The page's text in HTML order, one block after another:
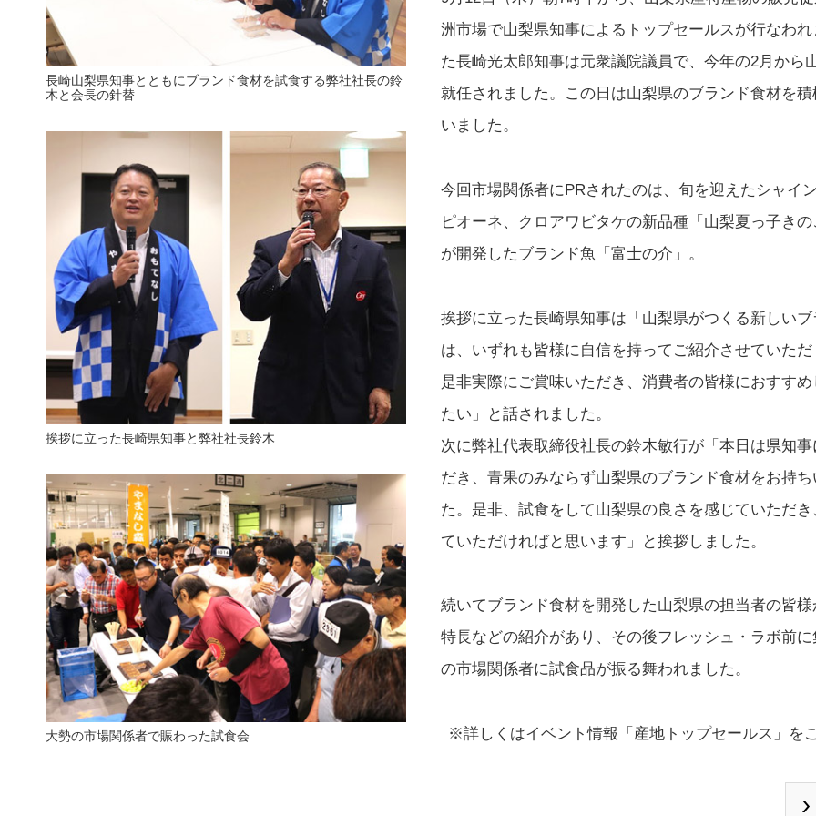
長崎山梨県知事とともにブランド食材を試食する弊社社長の鈴
木と会長の針替
挨拶に立った長崎県知事と弊社社長鈴木
大勢の市場関係者で賑わった試食会
洲市場で山梨県知事によるトップセールスが行なわ
た長崎光太郎知事は元衆議院議員で、今年の2月から
就任されました。この日は山梨県のブランド食材を
いました。
今回市場関係者にPRされたのは、旬を迎えたシャイ
ピオーネ、クロアワビタケの新品種「山梨夏っ子き
が開発したブランド魚「富士の介」。
挨拶に立った長崎県知事は「山梨県がつくる新しい
は、いずれも皆様に自信を持ってご紹介させていた
是非実際にご賞味いただき、消費者の皆様におすす
たい」と話されました。
次に弊社代表取締役社長の鈴木敏行が「本日は県知
だき、青果のみならず山梨県のブランド食材をお持
た。是非、試食をして山梨県の良さを感じていただ
ていただければと思います」と挨拶しました。
続いてブランド食材を開発した山梨県の担当者の皆
特長などの紹介があり、その後フレッシュ・ラボ前
の市場関係者に試食品が振る舞われました。
※詳しくはイベント情報「 産地トップセールス 」を